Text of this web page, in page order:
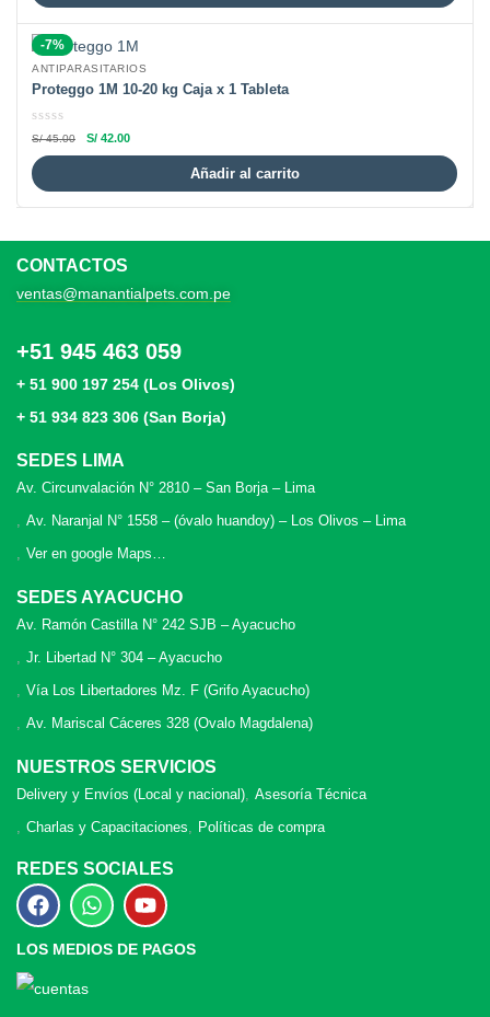
-7%
ANTIPARASITARIOS
Proteggo 1M 10-20 kg Caja x 1 Tableta
S/45.00 S/ 42.00
Añadir al carrito
CONTACTOS
ventas@manantialpets.com.pe
+51 945 463 059
+ 51 900 197 254 (Los Olivos)
+ 51 934 823 306 (San Borja)
SEDES LIMA
Av. Circunvalación N° 2810 – San Borja – Lima
Av. Naranjal N° 1558 – (óvalo huandoy) – Los Olivos – Lima
Ver en google Maps…
SEDES AYACUCHO
Av. Ramón Castilla N° 242 SJB – Ayacucho
Jr. Libertad N° 304 – Ayacucho
Vía Los Libertadores Mz. F (Grifo Ayacucho)
Av. Mariscal Cáceres 328 (Ovalo Magdalena)
NUESTROS SERVICIOS
Delivery y Envíos (Local y nacional) Asesoría Técnica
Charlas y Capacitaciones
Políticas de compra
REDES SOCIALES
LOS MEDIOS DE PAGOS